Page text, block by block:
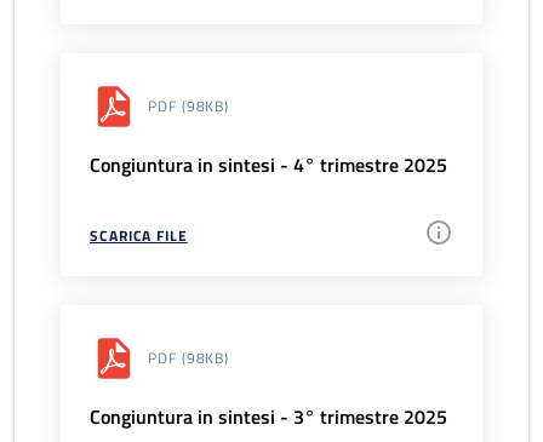
PDF (98KB)
Congiuntura in sintesi - 4° trimestre 2025
SCARICA FILE
PDF (98KB)
Congiuntura in sintesi - 3° trimestre 2025